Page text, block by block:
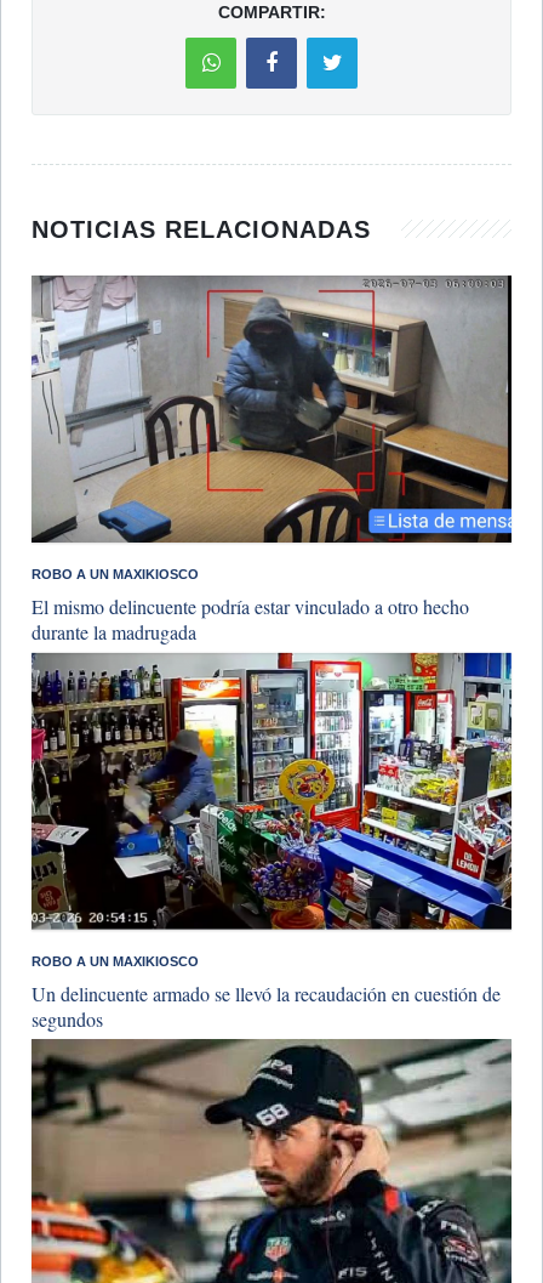
COMPARTIR:
NOTICIAS RELACIONADAS
ROBO A UN MAXIKIOSCO
El mismo delincuente podría estar vinculado a otro hecho
durante la madrugada
ROBO A UN MAXIKIOSCO
Un delincuente armado se llevó la recaudación en cuestión de
segundos